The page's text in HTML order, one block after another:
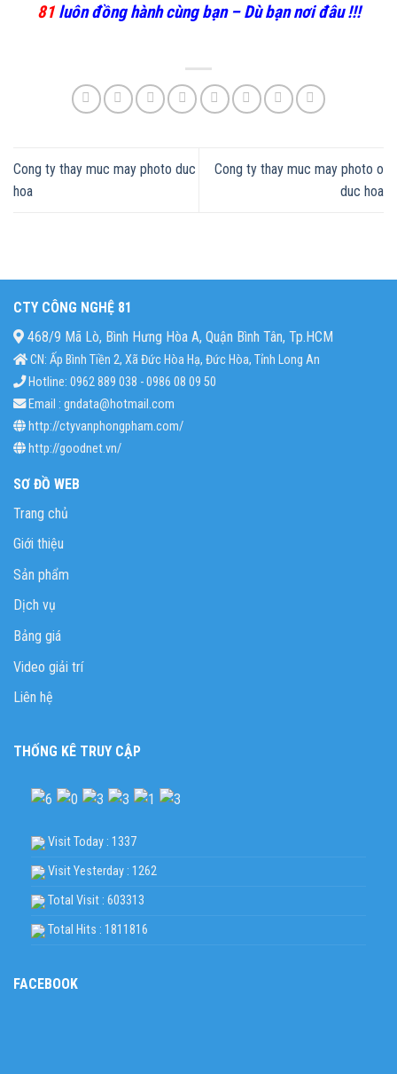
81luôn đồng hành cùng bạn – Dù bạn nơi đâu !!!
Cong ty thay muc may photo duc
hoa
Cong ty thay muc may photo o
duc hoa
CTY CÔNG NGHỆ 81
468/9 Mã Lò, Bình Hưng Hòa A, Quận Bình Tân, Tp.HCM
CN: Ấp Bình Tiền 2, Xã Đức Hòa Hạ, Đức Hòa, Tỉnh Long An
Hotline: 0962 889 038 - 0986 08 09 50
Email : gndata@hotmail.com
http://ctyvanphongpham.com/
http://goodnet.vn/
SƠ ĐỒ WEB
Trang chủ
Giới thiệu
Sản phẩm
Dịch vụ
Bảng giá
Video giải trí
Liên hệ
THỐNG KÊ TRUY CẬP
Visit Today : 1337
Visit Yesterday : 1262
Total Visit : 603313
Total Hits : 1811816
FACEBOOK